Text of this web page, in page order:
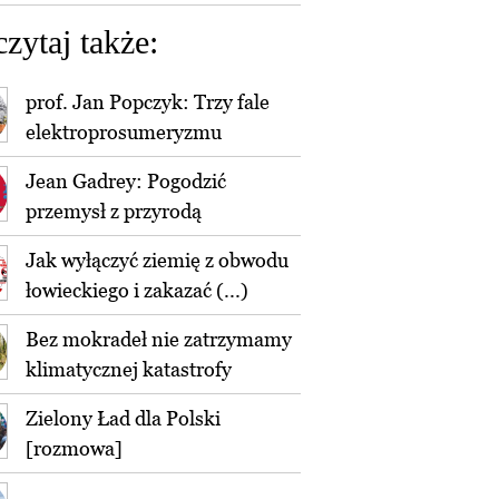
także:
prof. Jan Popczyk: Trzy fale
elektroprosumeryzmu
Jean Gadrey: Pogodzić
przemysł z przyrodą
Jak wyłączyć ziemię z obwodu
łowieckiego i zakazać (...)
Bez mokradeł nie zatrzymamy
klimatycznej katastrofy
Zielony Ład dla Polski
[rozmowa]